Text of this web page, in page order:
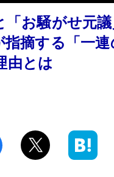
「お騒がせ元
摘する「一
由とは